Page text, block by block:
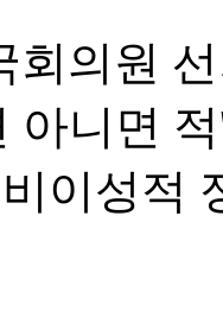
회의원
아니면
이성적